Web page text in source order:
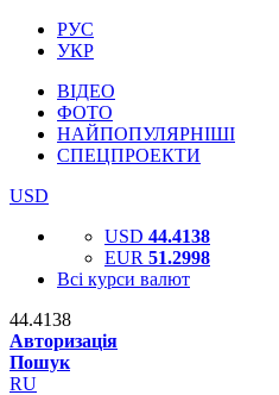
РУС
УКР
ВІДЕО
ФОТО
НАЙПОПУЛЯРНІШІ
СПЕЦПРОЕКТИ
USD
USD 44.4138
EUR 51.2998
Всі курси валют
44.4138
Авторизація
Пошук
RU